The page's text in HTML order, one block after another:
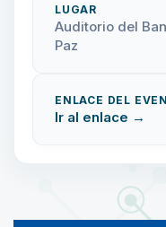
LUGAR
Auditorio del
Paz
ENLACE DEL
Ir al enlace →